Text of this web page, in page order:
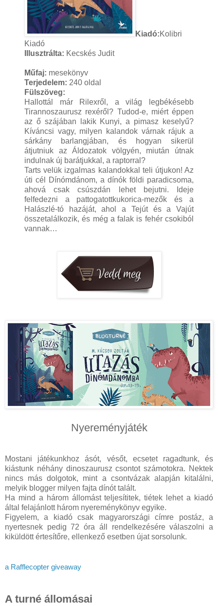
Kiadó:Kolibri
Kiadó
Illusztrálta: Kecskés Judit
Műfaj: mesekönyv
Terjedelem: 240 oldal
Fülszöveg:
Hallottál már Rilexről, a világ legbékésebb
Tirannoszaurusz rexéről? Tudod-e, miért éppen
az ő szájában lakik Kunyi, a pimasz keselyű?
Kíváncsi vagy, milyen kalandok várnak rájuk a
sárkány barlangjában, és hogyan sikerül
átjutniuk az Áldozatok völgyén, miután útnak
indulnak új barátjukkal, a raptorral?
Tarts velük izgalmas kalandokkal teli útjukon! Az
úti cél Dínómdánom, a dínók földi paradicsoma,
ahová csak csúszdán lehet bejutni. Ideje
felfedezni a pattogatottkukorica-mezők és a
Halászlé-tó hazáját, ahol a Tejút és a Vajút
összetalálkozik, és még a falak is fehér csokiból
vannak…
Nyereményjáték
Mostani játékunkhoz ásót, vésőt, ecsetet ragadtunk, és
kiástunk néhány dinoszaurusz csontot számotokra. Nektek
nincs más dolgotok, mint a csontvázak alapján kitalálni,
melyik blogger milyen fajta dínót talált.
Ha mind a három állomást teljesítitek, tiétek lehet a kiadó
által felajánlott három nyereménykönyv egyike.
Figyelem, a kiadó csak magyarországi címre postáz, a
nyertesnek pedig 72 óra áll rendelkezésére válaszolni a
kiküldött értesítőre, ellenkező esetben újat sorsolunk.
a Rafflecopter giveaway
A turné állomásai